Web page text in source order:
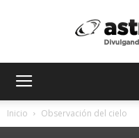
Inicio Observación del cielo